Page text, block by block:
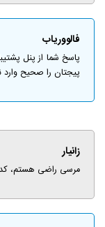
فالووریاب
پاسخ شما از پنل
پیجتان را صحیح وارد
زانیار
مرسی راضی هستم، کد